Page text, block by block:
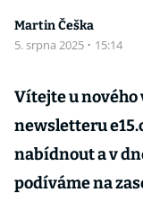
Martin Češka
5. srpna 2025 · 15:14
Vítejte u
newsletteru
nabídnout a v
podíváme na